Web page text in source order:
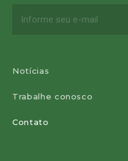
Notícias
Trabalhe conosco
Contato